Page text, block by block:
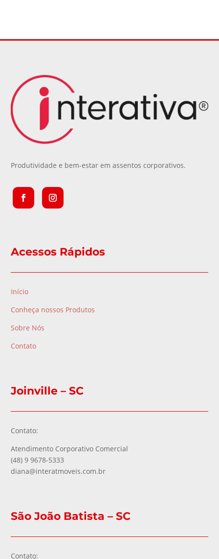
Produtividade e bem-estar em assentos corporativos.
Acessos Rápidos
Início
Conheça nossos Produtos
Sobre Nós
Contato
Joinville – SC
Contato:
Atendimento Corporativo Comercial
(48) 9 9678-5333
diana@interatmoveis.com.br
São João Batista – SC
Contato: